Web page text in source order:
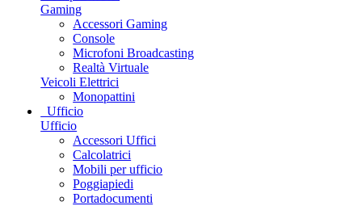
Gaming
Accessori Gaming
Console
Microfoni Broadcasting
Realtà Virtuale
Veicoli Elettrici
Monopattini
Ufficio
Ufficio
Accessori Uffici
Calcolatrici
Mobili per ufficio
Poggiapiedi
Portadocumenti